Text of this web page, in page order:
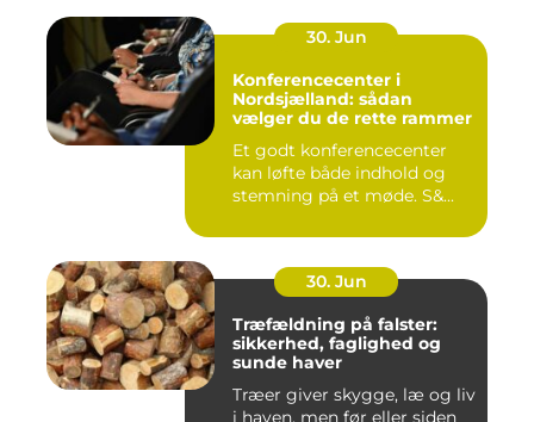
30. Jun
Konferencecenter i
Nordsjælland: sådan
vælger du de rette rammer
Et godt konferencecenter
kan løfte både indhold og
stemning på et møde. S&...
30. Jun
Træfældning på falster:
sikkerhed, faglighed og
sunde haver
Træer giver skygge, læ og liv
i haven, men før eller siden